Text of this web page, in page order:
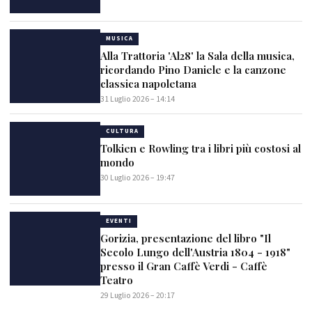
MUSICA
Alla Trattoria 'Al28' la Sala della musica,
ricordando Pino Daniele e la canzone
classica napoletana
31 Luglio 2026 – 14:14
CULTURA
Tolkien e Rowling tra i libri più costosi al
mondo
30 Luglio 2026 – 19:47
EVENTI
Gorizia, presentazione del libro "Il
Secolo Lungo dell'Austria 1804 - 1918"
presso il Gran Caffè Verdi - Caffè
Teatro
29 Luglio 2026 – 20:17